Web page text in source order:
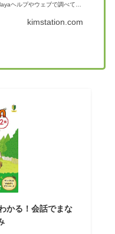
ヘルプやウェブで調べても
トリアルも「最初の一歩」で
kimstation.com
かる！会話でまな